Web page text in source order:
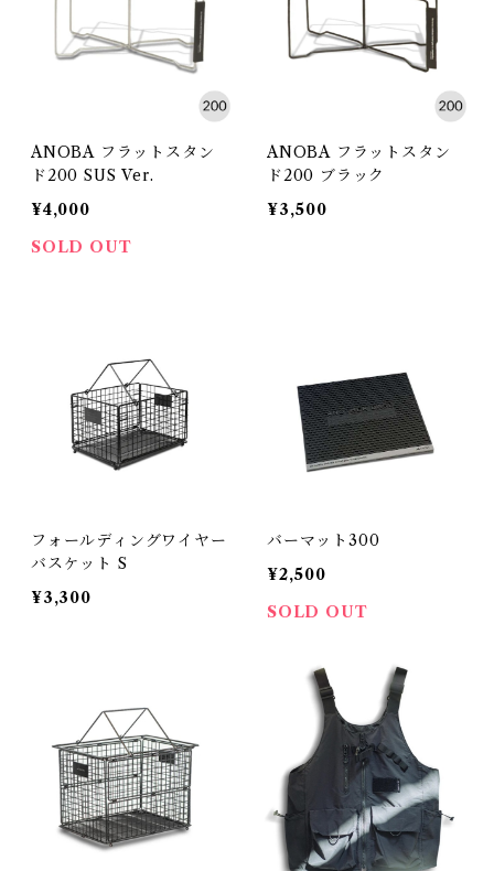
ANOBA フラットスタン
ド200 SUS Ver.
¥4,000
SOLD OUT
ANOBA フラットスタン
ド200 ブラック
¥3,500
フォールディングワイヤー
バスケット S
¥3,300
バーマット300
¥2,500
SOLD OUT